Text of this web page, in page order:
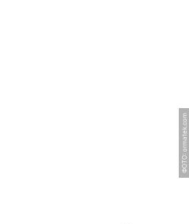
ФОТО: ormatek.com